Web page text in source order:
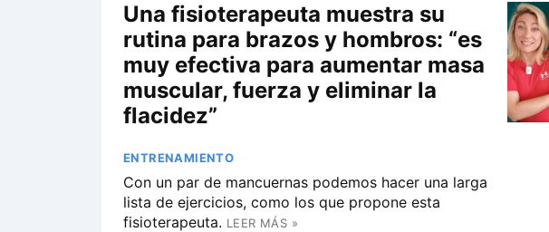
Una fisioterapeuta muestra su
rutina para brazos y hombros: “es
muy efectiva para aumentar masa
muscular, fuerza y eliminar la
flacidez”
ENTRENAMIENTO
Con un par de mancuernas podemos hacer una larga
lista de ejercicios, como los que propone esta
fisioterapeuta. LEER MÁS »